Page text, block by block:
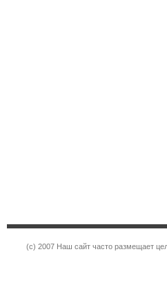
(c) 2007 Наш сайт часто размещает